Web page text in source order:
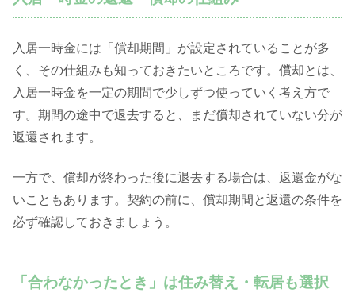
入居一時金には「償却期間」が設定されていることが多
く、その仕組みも知っておきたいところです。償却とは、
入居一時金を一定の期間で少しずつ使っていく考え方で
す。期間の途中で退去すると、まだ償却されていない分が
返還されます。
一方で、償却が終わった後に退去する場合は、返還金がな
いこともあります。契約の前に、償却期間と返還の条件を
必ず確認しておきましょう。
「合わなかったとき」は住み替え・転居も選択